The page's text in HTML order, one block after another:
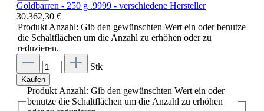
Goldbarren - 250 g .9999 - verschiedene Hersteller
30.362,30 €
Produkt Anzahl: Gib den gewünschten Wert ein oder benutze
die Schaltflächen um die Anzahl zu erhöhen oder zu
reduzieren.
Stk
Kaufen
Produkt Anzahl: Gib den gewünschten Wert ein oder
benutze die Schaltflächen um die Anzahl zu erhöhen